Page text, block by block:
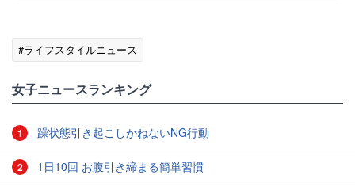
#ライフスタイルニュース
女子ニュースランキング
1 躁状態引き起こしかねないNG行動
2 1日10回 お腹引き締まる簡単習慣